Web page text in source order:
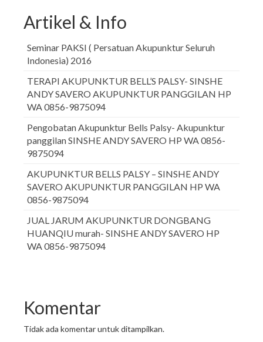
Artikel & Info
Seminar PAKSI ( Persatuan Akupunktur Seluruh
Indonesia) 2016
TERAPI AKUPUNKTUR BELL’S PALSY- SINSHE
ANDY SAVERO AKUPUNKTUR PANGGILAN HP
WA 0856-9875094
Pengobatan Akupunktur Bells Palsy- Akupunktur
panggilan SINSHE ANDY SAVERO HP WA 0856-
9875094
AKUPUNKTUR BELLS PALSY – SINSHE ANDY
SAVERO AKUPUNKTUR PANGGILAN HP WA
0856-9875094
JUAL JARUM AKUPUNKTUR DONGBANG
HUANQIU murah- SINSHE ANDY SAVERO HP
WA 0856-9875094
Komentar
Tidak ada komentar untuk ditampilkan.